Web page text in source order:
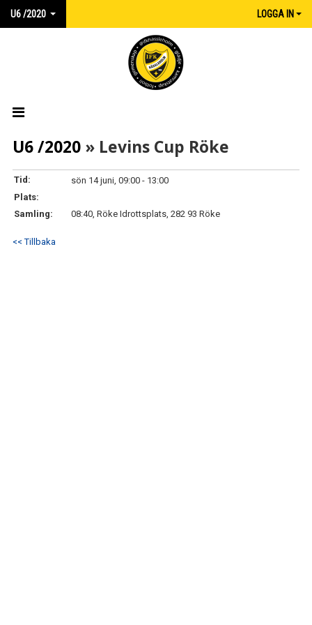
U6 /2020 LOGGA IN
HEM
NYHETER
KALENDER
U6 /2020 » Levins Cup Röke
Tid:
sön 14 juni, 09:00 - 13:00
Plats:
Samling:
08:40, Röke Idrottsplats, 282 93 Röke
<< Tillbaka